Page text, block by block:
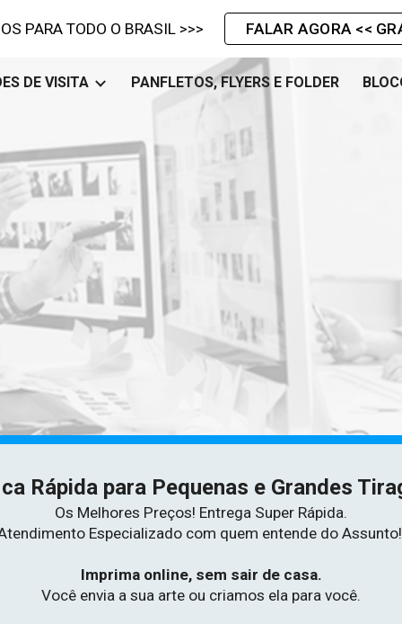
to main content Skip to
PARA TODO O BRASIL >>> FALAR AGORA <<
DE VISITA PANFLETOS, FLYERS E FOLDER
Rápida para Pequenas e Grandes
Os Melhores Preços! Entrega Super Rápida.
Especializado com quem entende do Assunto!
Imprima online, sem sair de casa.
Você envia a sua arte ou criamos ela para você.